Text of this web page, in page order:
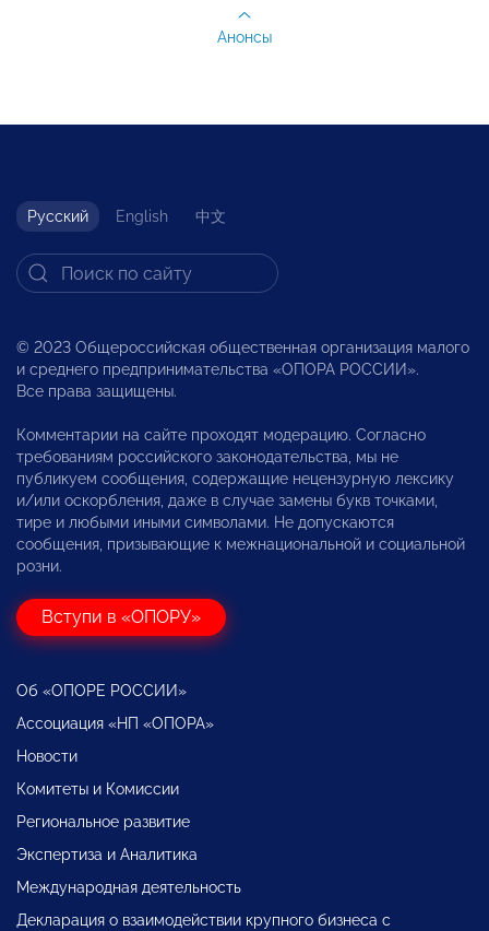
Анонсы
Русский English 中文
© 2023 Общероссийская общественная организация малого
и среднего предпринимательства «ОПОРА РОССИИ».
Все права защищены.
Комментарии на сайте проходят модерацию. Согласно
требованиям российского законодательства, мы не
публикуем сообщения, содержащие нецензурную лексику
и/или оскорбления, даже в случае замены букв точками,
тире и любыми иными символами. Не допускаются
сообщения, призывающие к межнациональной и социальной
розни.
Вступи в «ОПОРУ»
Об «ОПОРЕ РОССИИ»
Ассоциация «НП «ОПОРА»
Новости
Комитеты и Комиссии
Региональное развитие
Экспертиза и Аналитика
Международная деятельность
Декларация о взаимодействии крупного бизнеса с